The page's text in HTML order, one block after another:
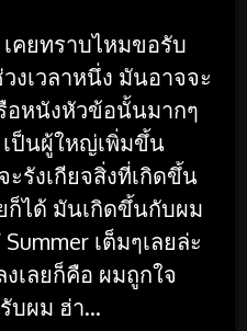
คยทราบไหมขอรับ
งเวลาหนึ่ง มันอาจจะ
อหนังหัวข้อนั้นมากๆ
ป็นผู้ใหญ่เพิ่มขึ้น
ะรังเกียจสิ่งที่เกิดขึ้น
ก็ได้ มันเกิดขึ้นกับผม
เต็มๆเลยล่ะ
เลยก็คือ ผมถูกใจ
บผม ฮ่า…